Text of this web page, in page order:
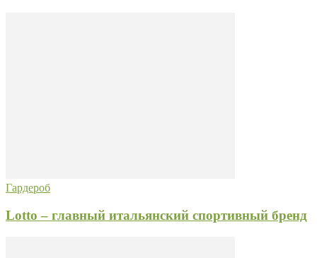
Гардероб
Lotto – главный итальянский спортивный бренд